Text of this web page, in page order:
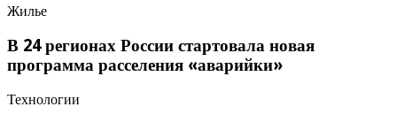
Жилье
В 24 регионах России стартовала новая
программа расселения «аварийки»
Технологии